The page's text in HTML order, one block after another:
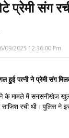
प्रेमी संग
6/09/2025 12:36:00 Pm
हुई पत्नी ने प्रेमी संग
के मामले में सनसनीखेज
रची थी। पुलिस ने